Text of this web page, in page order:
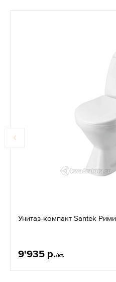
Унитаз-компакт Santek
9'935 р./кт.